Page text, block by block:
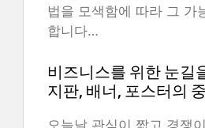
법을 모색함에 따라 그 가
합니다…
비즈니스를 위한 눈길
지판, 배너, 포스터의
오늘날 관심이 짧고 경쟁